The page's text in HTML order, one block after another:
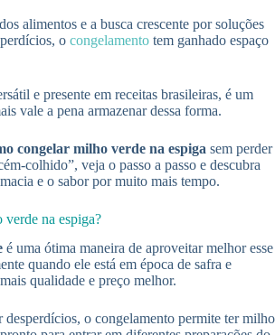
alimentos e a busca crescente por soluções
o congelamento tem ganhado espaço
e presente em receitas brasileiras, é um
vale a pena armazenar dessa forma.
congelar milho verde na espiga sem perder
colhido”, veja o passo a passo e descubra
e o sabor por muito mais tempo.
na espiga?
é uma ótima maneira de aproveitar melhor esse
quando ele está em época de safra e
qualidade e preço melhor.
desperdícios, o congelamento permite ter milho